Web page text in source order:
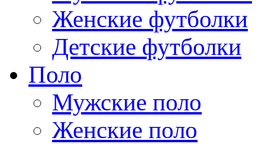
Женские футболки
Детские футболки
Поло
Мужские поло
Женские поло